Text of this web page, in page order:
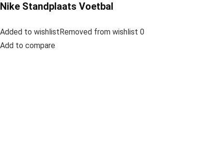
Nike Standplaats Voetbal
Added to wishlistRemoved from wishlist 0
Add to compare